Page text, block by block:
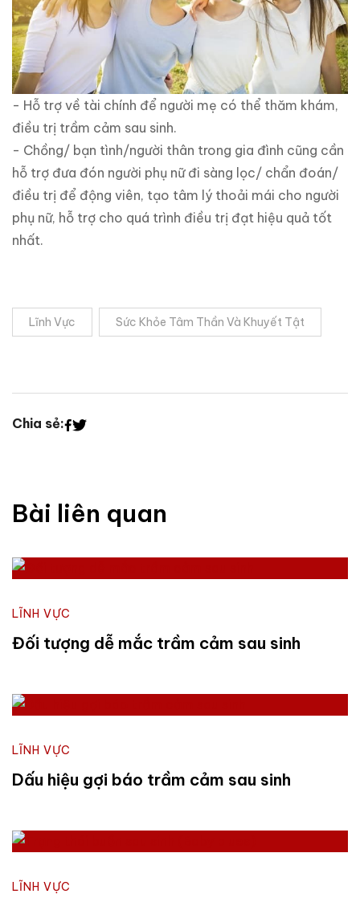
- Hỗ trợ về tài chính để người mẹ có thể thăm khám,
điều trị trầm cảm sau sinh.
- Chồng/ bạn tình/người thân trong gia đình cũng cần
hỗ trợ đưa đón người phụ nữ đi sàng lọc/ chẩn đoán/
điều trị để động viên, tạo tâm lý thoải mái cho người
phụ nữ, hỗ trợ cho quá trình điều trị đạt hiệu quả tốt
nhất.
Lĩnh Vực Sức Khỏe Tâm Thần Và Khuyết Tật
Chia sẻ:
Bài liên quan
LĨNH VỰC
Đối tượng dễ mắc trầm cảm sau sinh
LĨNH VỰC
Dấu hiệu gợi báo trầm cảm sau sinh
LĨNH VỰC